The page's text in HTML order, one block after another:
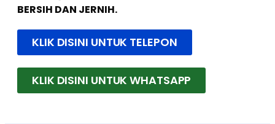
BERSIH DAN JERNIH.
KLIK DISINI UNTUK TELEPON
KLIK DISINI UNTUK WHATSAPP